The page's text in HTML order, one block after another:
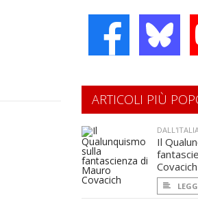
ARTICOLI PIÙ
Il
Covacich